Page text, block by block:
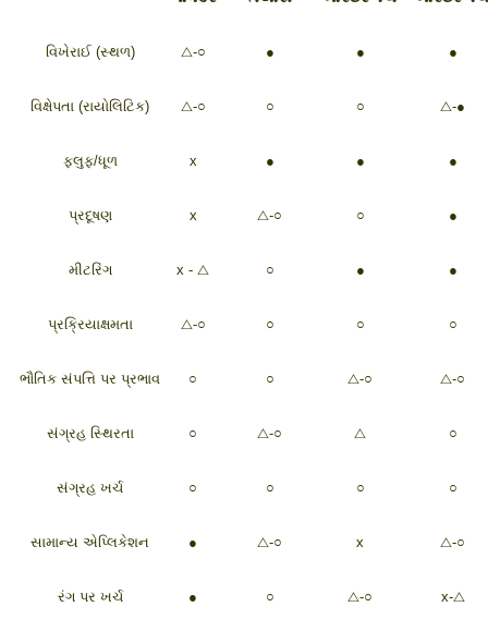
વિખેરાઈ (સ્થળ) △-○ ● ● ●
વિક્ષેપતા (રાયોલિટિક) △-○ ○ ○ △-●
ફ્લુફ/ધૂળ x ● ● ●
પ્રદૂષણ x △-○ ○ ●
મીટરિંગ x - △ ○ ● ●
પ્રક્રિયાક્ષમતા △-○ ○ ○ ○
ભૌતિક સંપત્તિ પર પ્રભાવ ○ ○ △-○ △-○
સંગ્રહ સ્થિરતા ○ △-○ △ ○
સંગ્રહ ખર્ચ ○ ○ ○ ○
સામાન્ય એપ્લિકેશન ● △-○ x △-○
રંગ પર ખર્ચ ● ○ △-○ x-△